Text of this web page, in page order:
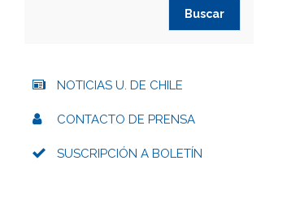
NOTICIAS U. DE CHILE
CONTACTO DE PRENSA
SUSCRIPCIÓN A BOLETÍN